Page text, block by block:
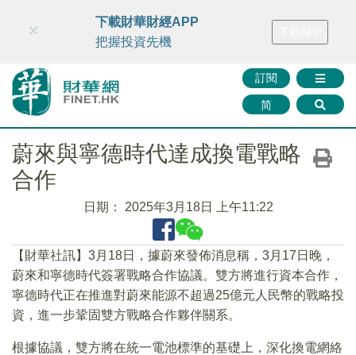
財華智庫網 FINTV FINMETA 財華證券 媒體矩陣
訂閱
简
×
下載財華財經APP
把握投資先機
蔚來與寧德時代達成換電戰略
合作
日期： 2025年3月18日 上午11:22
【財華社訊】3月18日，據蔚來發佈消息稱，3月17日晚，
蔚來和寧德時代簽署戰略合作協議。雙方將進行資本合作，
寧德時代正在推進對蔚來能源不超過25億元人民幣的戰略投
資，進一步鞏固雙方戰略合作夥伴關系。
根據協議，雙方將在統一電池標準的基礎上，深化換電網絡